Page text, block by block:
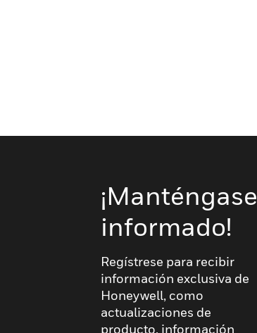
¡Manténgase
informado!
Regístrese para recibir
información exclusiva de
Honeywell, como
actualizaciones de
producto, información